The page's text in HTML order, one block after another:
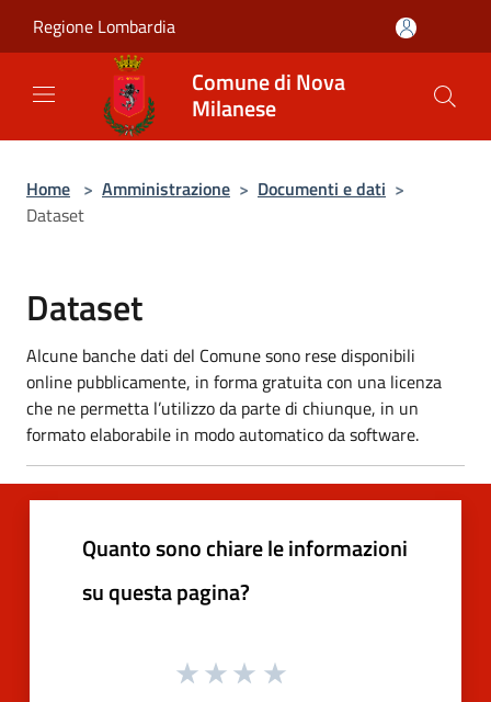
Regione Lombardia
Comune di Nova
Milanese
Home > Amministrazione > Documenti e dati >
Dataset
Dataset
Alcune banche dati del Comune sono rese disponibili
online pubblicamente, in forma gratuita con una licenza
che ne permetta l’utilizzo da parte di chiunque, in un
formato elaborabile in modo automatico da software.
Quanto sono chiare le informazioni
su questa pagina?